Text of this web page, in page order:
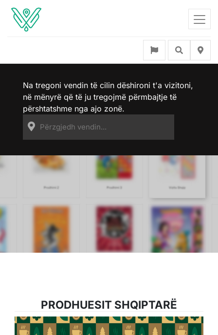
Na tregoni vendin të cilin dëshironi t'a vizitoni,
në mënyrë që të ju tregojmë përmbajtje të
përshtatshme nga ajo zonë.
PRODHUESIT SHQIPTARË